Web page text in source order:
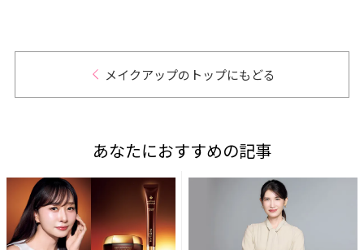
メイクアップのトップにもどる
あなたにおすすめの記事